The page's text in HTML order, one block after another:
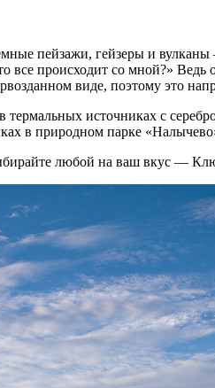
пейзажи, гейзеры и
происходит со мной?»
виде, поэтому это
термальных источниках с
в природном парке
любой на ваш вкус —